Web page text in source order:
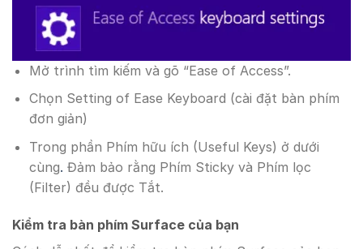
Mở trình tìm kiếm và gõ “Ease of Access”.
Chọn Setting of Ease Keyboard (cài đặt bàn phím
đơn giản)
Trong phần Phím hữu ích (Useful Keys) ở dưới
cùng. Đảm bảo rằng Phím Sticky và Phím lọc
(Filter) đều được Tắt.
Kiểm tra bàn phím Surface của bạn